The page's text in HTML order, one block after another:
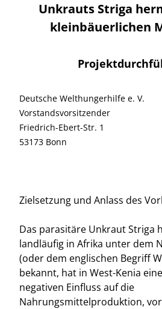
Unkrauts Striga
kleinbäuerlichen
Deutsche Welthungerhilfe e. V.
Vorstandsvorsitzender
Friedrich-Ebert-Str. 1
53173 Bonn
Zielsetzung und Anlass des
Das parasitäre Unkraut Striga
landläufig in Afrika unter dem
(oder dem englischen Begriff
bekannt, hat in West-Kenia
negativen Einfluss auf die
Nahrungsmittelproduktion,